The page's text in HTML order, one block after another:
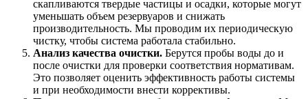
скапливаются твердые частицы и осадки, которые могут
уменьшать объем резервуаров и снижать
производительность. Мы проводим их периодическую
чистку, чтобы система работала стабильно.
Анализ качества очистки. Берутся пробы воды до и
после очистки для проверки соответствия нормативам.
Это позволяет оценить эффективность работы системы
и при необходимости внести коррективы.